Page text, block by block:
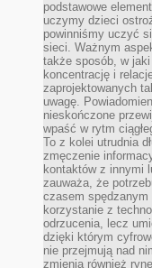
podstawowe
uczymy dzieci
powinniśmy uczyć
sieci. Ważnym
także sposób, w jaki
koncentrację i
zaprojektowanych
uwagę.
nieskończone
wpaść w rytm
To z kolei utrudnia
zmęczenie
kontaktów z innymi
zauważa, że
czasem spędzanym
korzystanie z
odrzucenia, lecz
dzięki którym
nie przejmują nad
zmienia również